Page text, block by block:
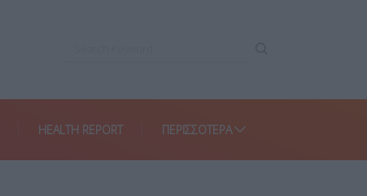
HEALTH REPORT ΠΕΡΙΣΣΌΤΕΡΑ